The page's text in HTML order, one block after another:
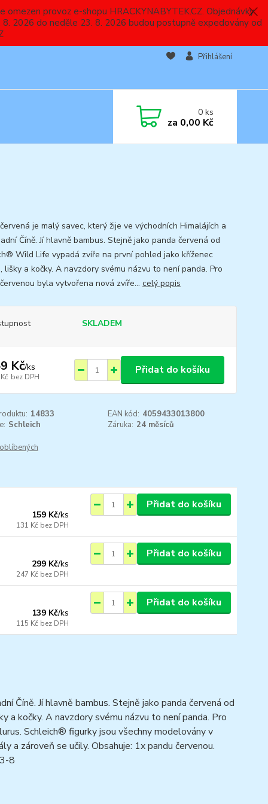
provoz e-shopu HRACKYNABYTEK.CZ. Objednávky
2026 do neděle 23. 8. 2026 budou postupně expedovány od
Přihlášení
0ks
za 0,00 Kč
je malý savec, který žije ve východních Himalájích a
Číně. Jí hlavně bambus. Stejně jako panda červená od
Wild Life vypadá zvíře na první pohled jako kříženec
lišky a kočky. A navzdory svému názvu to není panda. Pro
byla vytvořena nová zvíře... celý popis
SKLADEM
Kč/ks
bez DPH
Přidat do košíku
14833 EAN kód: 4059433013800
Schleich Záruka: 24 měsíců
159 Kč/ks
131 Kč bez DPH
Přidat do košíku
299 Kč/ks
247 Kč bez DPH
Přidat do košíku
139 Kč/ks
115 Kč bez DPH
Přidat do košíku
Číně. Jí hlavně bambus. Stejně jako panda červená od
kočky. A navzdory svému názvu to není panda. Pro
Schleich® figurky jsou všechny modelovány v
a zároveň se učily. Obsahuje: 1x pandu červenou.
8